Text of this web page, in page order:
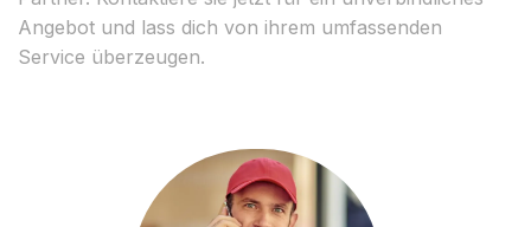
Angebot und lass dich von ihrem umfassenden
Service überzeugen.